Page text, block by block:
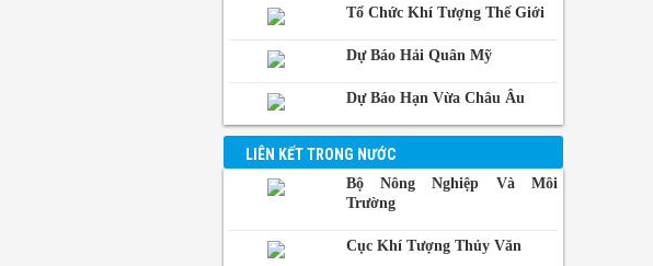
Philippin
Phnom-
Penh,
Campuchia
Tổ Chức Khí Tượng Thế Giới
Dự Báo Hải Quân Mỹ
Dự Báo Hạn Vừa Châu Âu
LIÊN KẾT TRONG NƯỚC
Bộ Nông Nghiệp Và Môi
Trường
Cục Khí Tượng Thủy Văn